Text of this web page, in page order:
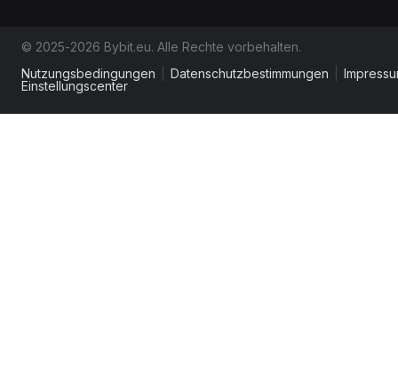
© 2025-2026 Bybit.eu. Alle Rechte vorbehalten.
Nutzungsbedingungen
Datenschutzbestimmungen
Einstellungscenter